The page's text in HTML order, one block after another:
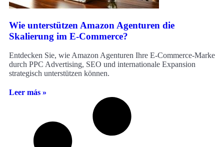
Wie unterstützen Amazon Agenturen die
Skalierung im E-Commerce?
Entdecken Sie, wie Amazon Agenturen Ihre E-Commerce-Marke
durch PPC Advertising, SEO und internationale Expansion
strategisch unterstützen können.
Leer más »